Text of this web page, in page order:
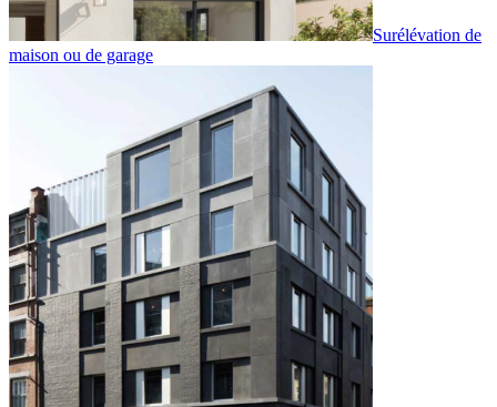
Surélévation de
maison ou de garage